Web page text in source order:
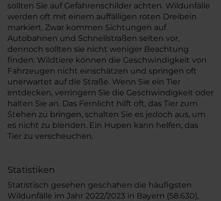
sollten Sie auf Gefahrenschilder achten. Wildunfälle
werden oft mit einem auffälligen roten Dreibein
markiert. Zwar kommen Sichtungen auf
Autobahnen und Schnellstraßen selten vor,
dennoch sollten sie nicht weniger Beachtung
finden. Wildtiere können die Geschwindigkeit von
Fahrzeugen nicht einschätzen und springen oft
unerwartet auf die Straße. Wenn Sie ein Tier
entdecken, verringern Sie die Geschwindigkeit oder
halten Sie an. Das Fernlicht hilft oft, das Tier zum
Stehen zu bringen, schalten Sie es jedoch aus, um
es nicht zu blenden. Ein Hupen kann helfen, das
Tier zu verscheuchen.
Statistiken
Statistisch gesehen geschahen die häufigsten
Wildunfälle im Jahr 2022/2023 in Bayern (58.630),